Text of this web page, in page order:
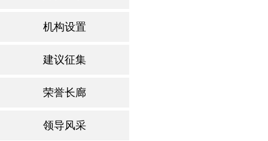
机构设置
建议征集
荣誉长廊
领导风采